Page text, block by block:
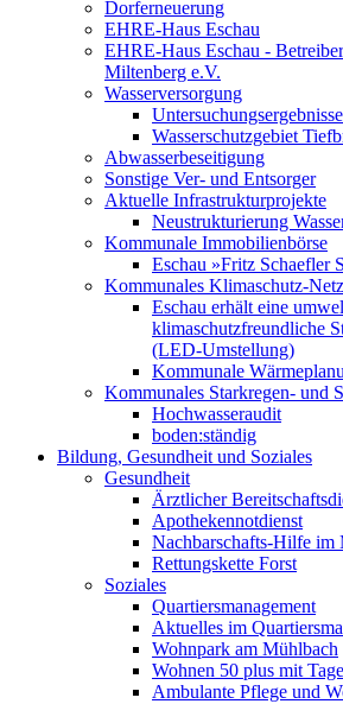
Dorferneuerung
EHRE-Haus Eschau
EHRE-Haus Eschau -
Miltenberg e.V.
Wasserversorgung
Wasserschutzgebiet
Abwasserbeseitigung
Sonstige Ver- und Entsorger
Aktuelle Infrastrukturprojekte
Neustrukturierung
Kommunale Immobilienbörse
Eschau »Fritz Schaefler
Kommunales Klimaschutz-
Eschau erhält eine
klimaschutzfreundliche
(LED-Umstellung)
Kommunale
Kommunales Starkregen- und
Hochwasseraudit
boden:ständig
Bildung, Gesundheit und Soziales
Gesundheit
Ärztlicher
Apothekennotdienst
Nachbarschafts-Hilfe im
Rettungskette Forst
Soziales
Quartiersmanagement
Aktuelles im
Wohnpark am Mühlbach
Wohnen 50 plus mit
Ambulante Pflege und